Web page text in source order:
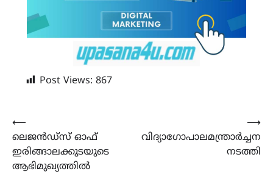
Post Views: 867
Post
navigation
⟵
ലെജന്‍ഡ്‌സ് ഓഫ്
ഇരിങ്ങാലക്കുടയുടെ
ആഭിമുഖ്യത്തില്‍
വിദ്യാഗോപാലമന്ത്രാർച്ചന
നടത്തി
⟶